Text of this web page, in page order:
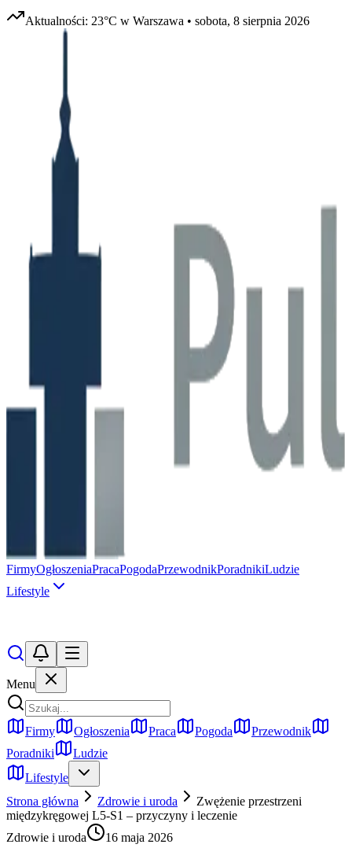
Aktualności: 23°C w Warszawa • sobota, 8 sierpnia 2026
FirmyOgłoszeniaPracaPogodaPrzewodnikPoradnikiLudzie
Lifestyle
Menu
Firmy Ogłoszenia Praca Pogoda
Przewodnik
Poradniki
Ludzie
Lifestyle
Strona główna
Zdrowie i uroda
Zwężenie przestrzeni
międzykręgowej L5-S1 – przyczyny i leczenie
Zdrowie i uroda
16 maja 2026